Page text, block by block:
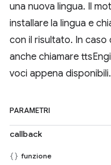
una nuova lingua. Il
installare la lingua e
con il risultato. In
anche chiamare
voci appena disponibili.
PARAMETRI
callback
funzione